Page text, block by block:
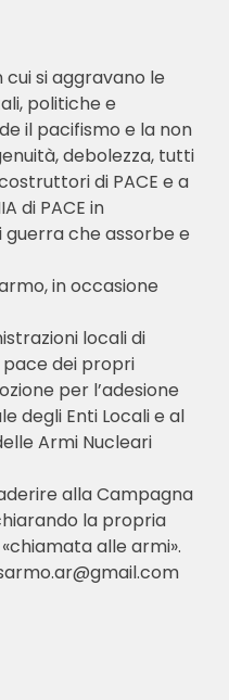
si aggravano le
politiche e
il pacifismo e la non
debolezza, tutti
di PACE e a
di PACE in
che assorbe e
in occasione
locali di
dei propri
per l’adesione
degli Enti Locali e al
Armi Nucleari
alla Campagna
la propria
alle armi».